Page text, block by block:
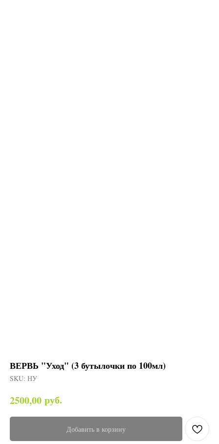
ВЕРВЬ "Уход" (3 бутылочки по 100мл)
SKU: НУ
2500,00 руб.
Добавить в корзину